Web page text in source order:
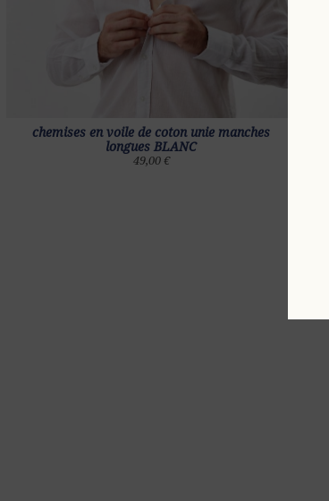
chemises en voile de coton unie manches
longues BLANC
49,00 €